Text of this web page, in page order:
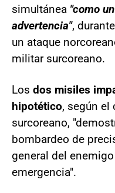
simultánea "como
advertencia",
un ataque
militar surcoreano.
Los dos misiles
hipotético, según
surcoreano,
bombardeo de
general del
emergencia".